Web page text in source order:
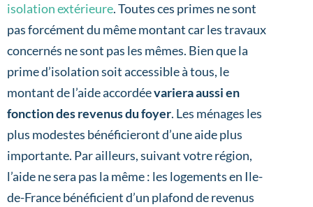
isolation extérieure. Toutes ces primes ne sont
pas forcément du même montant car les travaux
concernés ne sont pas les mêmes. Bien que la
prime d’isolation soit accessible à tous, le
montant de l’aide accordéevariera aussi en
fonction des revenus du foyer. Les ménages les
plus modestes bénéficieront d’une aide plus
importante. Par ailleurs, suivant votre région,
l’aide ne sera pas la même : les logements en Ile-
de-France bénéficient d’un plafond de revenus